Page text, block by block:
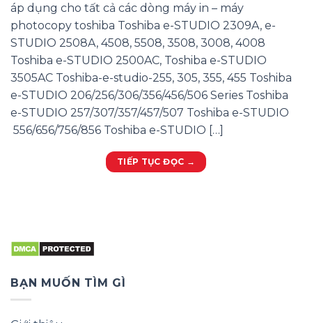
áp dụng cho tất cả các dòng máy in – máy
photocopy toshiba Toshiba e-STUDIO 2309A, e-
STUDIO 2508A, 4508, 5508, 3508, 3008, 4008
Toshiba e-STUDIO 2500AC, Toshiba e-STUDIO
3505AC Toshiba-e-studio-255, 305, 355, 455 Toshiba
e-STUDIO 206/256/306/356/456/506 Series Toshiba
e-STUDIO 257/307/357/457/507 Toshiba e-STUDIO
556/656/756/856 Toshiba e-STUDIO […]
TIẾP TỤC ĐỌC →
BẠN MUỐN TÌM GÌ